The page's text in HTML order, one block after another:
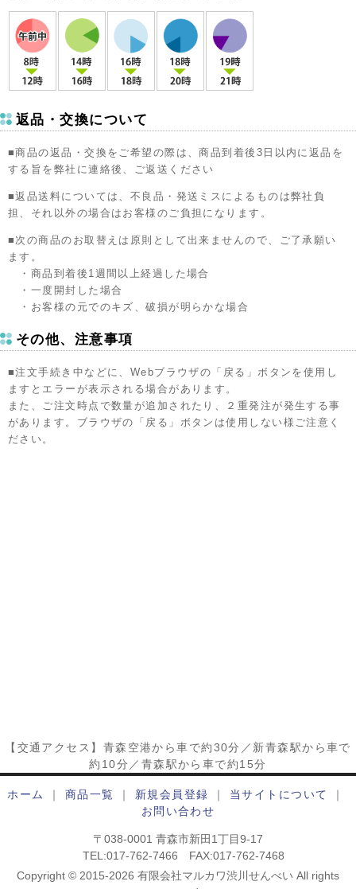
返品・交換について
■商品の返品・交換をご希望の際は、商品到着後3日以内に返品を
する旨を弊社に連絡後、ご返送ください
■返品送料については、不良品・発送ミスによるものは弊社負
担、それ以外の場合はお客様のご負担になります。
■次の商品のお取替えは原則として出来ませんので、ご了承願い
ます。
・商品到着後1週間以上経過した場合
・一度開封した場合
・お客様の元でのキズ、破損が明らかな場合
その他、注意事項
■注文手続き中などに、Webブラウザの「戻る」ボタンを使用し
ますとエラーが表示される場合があります。
また、ご注文時点で数量が追加されたり、２重発注が発生する事
があります。ブラウザの「戻る」ボタンは使用しない様ご注意く
ださい。
【交通アクセス】青森空港から車で約30分／新青森駅から車で
約10分／青森駅から車で約15分
ホーム ｜ 商品一覧 ｜ 新規会員登録 ｜ 当サイトについて
｜
お問い合わせ
〒038-0001 青森市新田1丁目9-17
TEL:017-762-7466 FAX:017-762-7468
Copyright © 2015-2026 有限会社マルカワ渋川せんべい All rights